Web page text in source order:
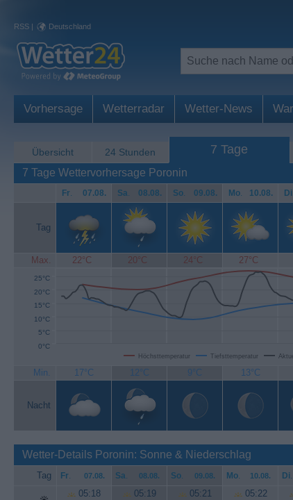
RSS | Deutschland
Vorhersage Wetterradar Wetter-News
Übersicht 24 Stunden 7 Tage
7 Tage Wettervorhersage Poronin
Fr. 07.08. Sa. 08.08. So. 09.08. Mo. 10.08. Di
Tag
Max. 22°C 20°C 24°C 27°C
Höchsttemperatur Tiefsttemperatur
0°C
5°C
10°C
15°C
20°C
25°C
Min. 17°C 12°C 9°C 13°C
Nacht
Wetter-Details Poronin: Sonne & Niederschlag
Tag Fr. 07.08. Sa. 08.08. So. 09.08. Mo. 10.08. Di.
05:18
05:19
05:21
05:22